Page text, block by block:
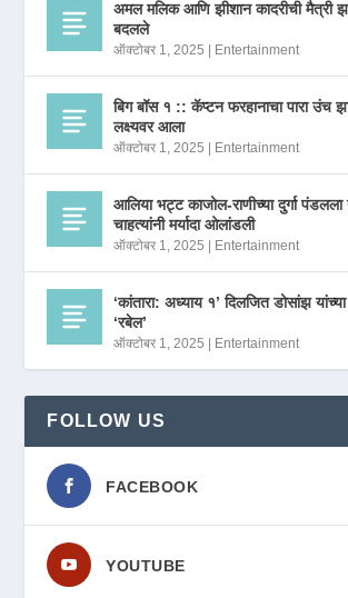
अमल मलिक आणि झीशान कादरीची मैत्री
बदलले
ऑक्टोबर 1, 2025 | Entertainment
बिग बॉस १ :: कॅप्टन फरहानाचा पारा उंच
लक्ष्यवर आला
ऑक्टोबर 1, 2025 | Entertainment
आलिया भट्ट काजोल-राणीच्या दुर्गा पंडलला
चाहत्यांनी मर्यादा ओलांडली
ऑक्टोबर 1, 2025 | Entertainment
‘कांतारा: अध्याय १’ दिलजित डोसांझ
‘रबेल’
ऑक्टोबर 1, 2025 | Entertainment
FOLLOW US
FACEBOOK
YOUTUBE